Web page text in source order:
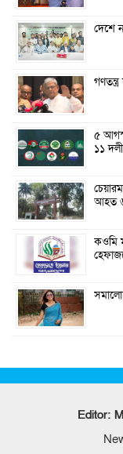
দেশে
৫
১১
আহত
কওমি
Editor: